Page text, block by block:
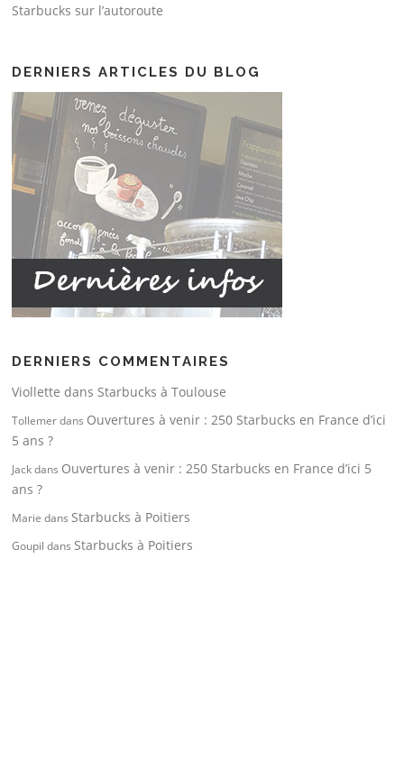
Starbucks sur l’autoroute
DERNIERS ARTICLES DU BLOG
DERNIERS COMMENTAIRES
Viollette dans Starbucks à Toulouse
Tollemerdans Ouvertures à venir : 250 Starbucks en France d’ici
5 ans ?
Jackdans Ouvertures à venir : 250 Starbucks en France d’ici 5
ans ?
Marie dans Starbucks à Poitiers
Goupil dans Starbucks à Poitiers